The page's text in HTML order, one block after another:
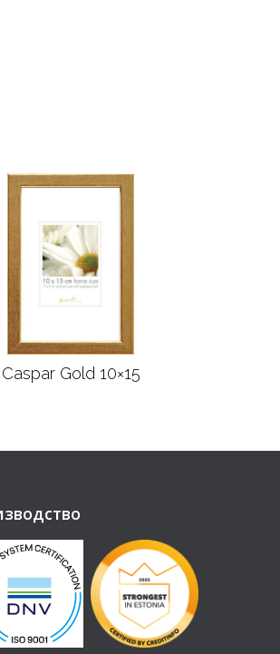
Подробнее
Caspar Gold 10×15